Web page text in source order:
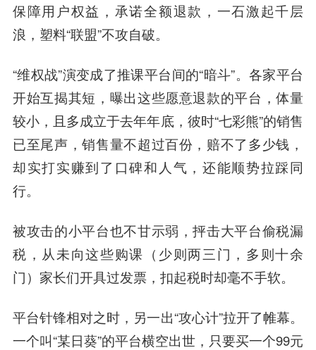
保障用户权益，承诺全额退款，一石激起千层
浪，塑料“联盟”不攻自破。
“维权战”演变成了推课平台间的“暗斗”。各家平台
开始互揭其短，曝出这些愿意退款的平台，体量
较小，且多成立于去年年底，彼时“七彩熊”的销售
已至尾声，销售量不超过百份，赔不了多少钱，
却实打实赚到了口碑和人气，还能顺势拉踩同
行。
被攻击的小平台也不甘示弱，抨击大平台偷税漏
税，从未向这些购课（少则两三门，多则十余
门）家长们开具过发票，扣起税时却毫不手软。
平台针锋相对之时，另一出“攻心计”拉开了帷幕。
一个叫“某日葵”的平台横空出世，只要买一个99元